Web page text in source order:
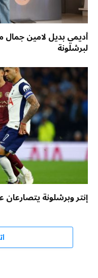
أديمي بديل لامين
لبرشلونة
إنتر وبرشلونة